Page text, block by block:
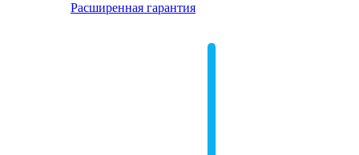
Расширенная гарантия